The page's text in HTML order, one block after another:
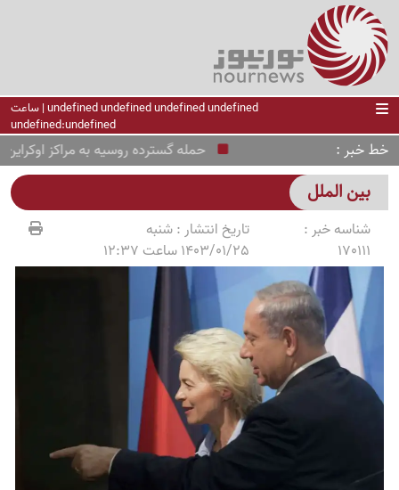
undefined undefined undefined undefined | ساعت
undefined:undefined
خط خبر حمله گسترده روسیه به مراکز اوکراین؛ 155 هدف منهدم شد
بین الملل
شناسه خبر :
170111
تاریخ انتشار :شنبه
1403/01/25 ساعت 12:37